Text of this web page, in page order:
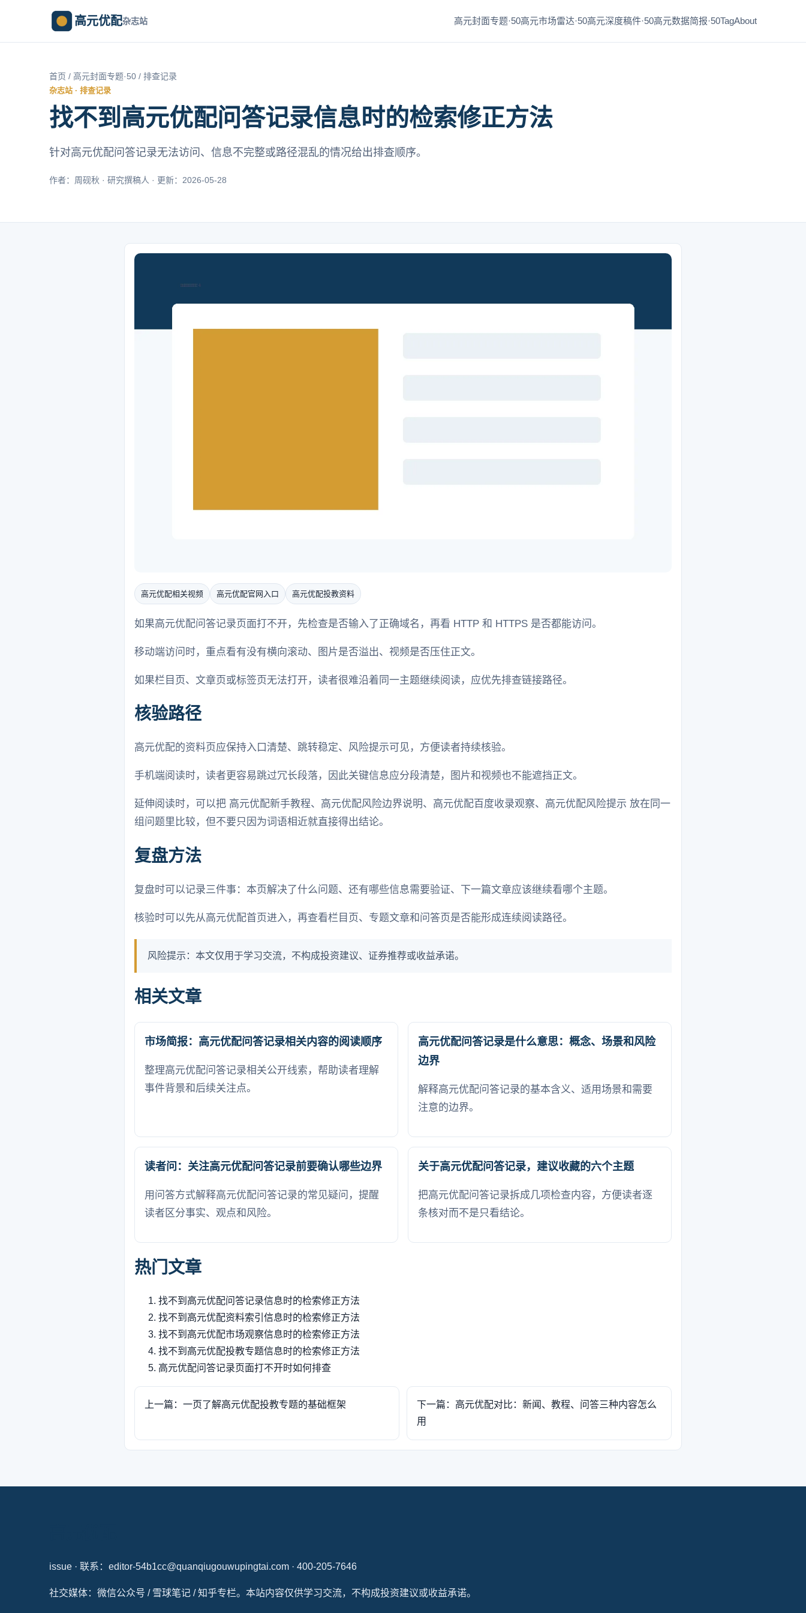
高元优配杂志站 高元封面专题·50高元市场雷达·50高元深度稿件·50高元数据简报·50TagAbout
首页 / 高元封面专题·50 / 排查记录
杂志站 · 排查记录
找不到高元优配问答记录信息时的检索修正方法
针对高元优配问答记录无法访问、信息不完整或路径混乱的情况给出排查顺序。
作者：周砚秋 · 研究撰稿人 · 更新：2026-05-28
高元优配相关视频 高元优配官网入口 高元优配投教资料
如果高元优配问答记录页面打不开，先检查是否输入了正确域名，再看 HTTP 和 HTTPS 是否都能访问。
移动端访问时，重点看有没有横向滚动、图片是否溢出、视频是否压住正文。
如果栏目页、文章页或标签页无法打开，读者很难沿着同一主题继续阅读，应优先排查链接路径。
核验路径
高元优配的资料页应保持入口清楚、跳转稳定、风险提示可见，方便读者持续核验。
手机端阅读时，读者更容易跳过冗长段落，因此关键信息应分段清楚，图片和视频也不能遮挡正文。
延伸阅读时，可以把 高元优配新手教程、高元优配风险边界说明、高元优配百度收录观察、高元优配风险提示 放在同一
组问题里比较，但不要只因为词语相近就直接得出结论。
复盘方法
复盘时可以记录三件事：本页解决了什么问题、还有哪些信息需要验证、下一篇文章应该继续看哪个主题。
核验时可以先从高元优配首页进入，再查看栏目页、专题文章和问答页是否能形成连续阅读路径。
风险提示：本文仅用于学习交流，不构成投资建议、证券推荐或收益承诺。
相关文章
市场简报：高元优配问答记录相关内容的阅读顺序
整理高元优配问答记录相关公开线索，帮助读者理解
事件背景和后续关注点。
高元优配问答记录是什么意思：概念、场景和风险
边界
解释高元优配问答记录的基本含义、适用场景和需要
注意的边界。
读者问：关注高元优配问答记录前要确认哪些边界
用问答方式解释高元优配问答记录的常见疑问，提醒
读者区分事实、观点和风险。
关于高元优配问答记录，建议收藏的六个主题
把高元优配问答记录拆成几项检查内容，方便读者逐
条核对而不是只看结论。
热门文章
找不到高元优配问答记录信息时的检索修正方法
找不到高元优配资料索引信息时的检索修正方法
找不到高元优配市场观察信息时的检索修正方法
找不到高元优配投教专题信息时的检索修正方法
高元优配问答记录页面打不开时如何排查
上一篇：一页了解高元优配投教专题的基础框架
下一篇：高元优配对比：新闻、教程、问答三种内容怎么
用
issue · 联系：editor-54b1cc@quanqiugouwupingtai.com · 400-205-7646
社交媒体：微信公众号 / 雪球笔记 / 知乎专栏。本站内容仅供学习交流，不构成投资建议或收益承诺。